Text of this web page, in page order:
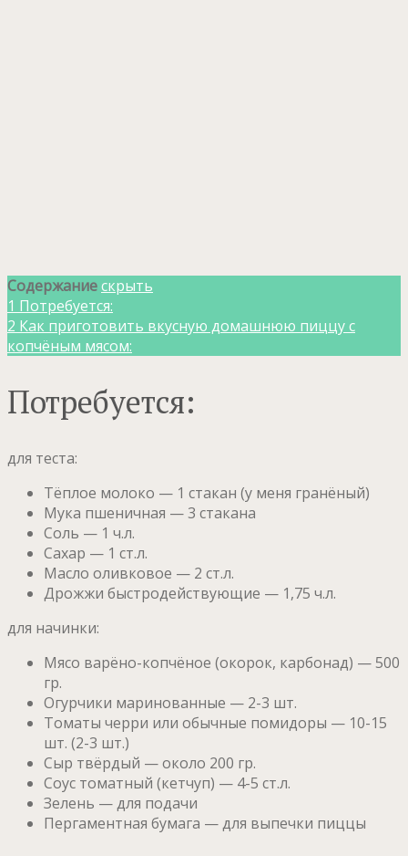
Содержаниескрыть
1 Потребуется:
2 Как приготовить вкусную домашнюю пиццу с
копчёным мясом:
Потребуется:
для теста:
Тёплое молоко — 1 стакан (у меня гранёный)
Мука пшеничная — 3 стакана
Соль — 1 ч.л.
Сахар — 1 ст.л.
Масло оливковое — 2 ст.л.
Дрожжи быстродействующие — 1,75 ч.л.
для начинки:
Мясо варёно-копчёное (окорок, карбонад) — 500
гр.
Огурчики маринованные — 2-3 шт.
Томаты черри или обычные помидоры — 10-15
шт. (2-3 шт.)
Сыр твёрдый — около 200 гр.
Соус томатный (кетчуп) — 4-5 ст.л.
Зелень — для подачи
Пергаментная бумага — для выпечки пиццы